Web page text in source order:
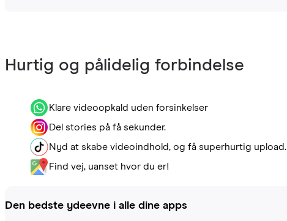
Hurtig og pålidelig forbindelse
Klare videoopkald uden forsinkelser
Del stories på få sekunder.
Nyd at skabe videoindhold, og få superhurtig upload.
Find vej, uanset hvor du er!
Den bedste ydeevne i alle dine apps